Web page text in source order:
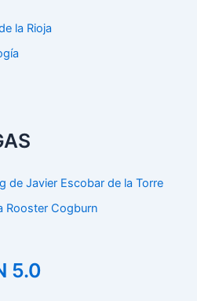
la Rioja
de Javier Escobar de la Torre
Rooster Cogburn
5.0